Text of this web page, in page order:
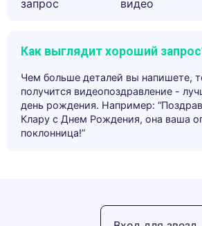
запрос
видео
Как выглядит хороший
Чем больше деталей вы напишете,
получится видеопоздравление -
день рождения. Например:
Клару с Днем Рождения, она ваша
поклонница!”